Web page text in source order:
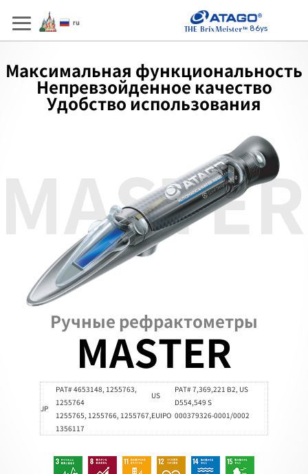
86ys
Максимальная функциональность
Непревзойденное качество
Удобство использования
Ручные рефрактометры
MASTER
JP
PAT# 4653148, 1255763,
1255764
1255765, 1255766, 1255767,
1356117
US
PAT# 7,369,221 B2, US
D554,549 S
EUIPO 000379326-0001/0002